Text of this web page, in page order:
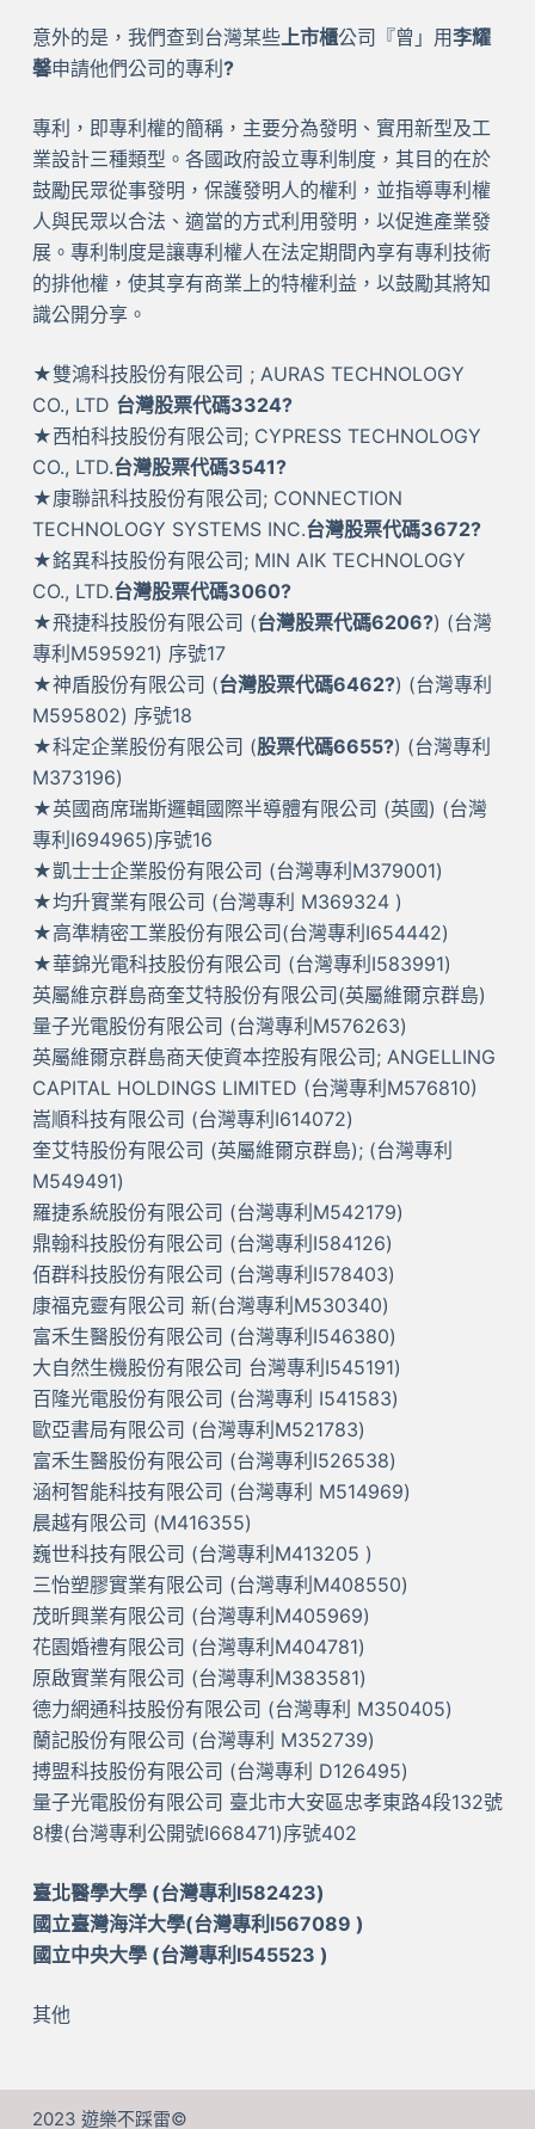
意外的是，我們查到台灣某些上市櫃公司『曾」用李耀
馨申請他們公司的專利 ?
專利，即專利權的簡稱，主要分為發明、實用新型及工
業設計三種類型。各國政府設立專利制度，其目的在於
鼓勵民眾從事發明，保護發明人的權利，並指導專利權
人與民眾以合法、適當的方式利用發明，以促進產業發
展。專利制度是讓專利權人在法定期間內享有專利技術
的排他權，使其享有商業上的特權利益，以鼓勵其將知
識公開分享。
★雙鴻科技股份有限公司 ; AURAS TECHNOLOGY
CO., LTD 台灣股票代碼3324?
★西柏科技股份有限公司; CYPRESS TECHNOLOGY
CO., LTD.台灣股票代碼3541?
★康聯訊科技股份有限公司; CONNECTION
TECHNOLOGY SYSTEMS INC.台灣股票代碼3672?
★銘異科技股份有限公司; MIN AIK TECHNOLOGY
CO., LTD.台灣股票代碼3060?
★飛捷科技股份有限公司 (台灣股票代碼6206?) (台灣
專利M595921) 序號17
★神盾股份有限公司 (台灣股票代碼6462?) (台灣專利
M595802) 序號18
★科定企業股份有限公司 (股票代碼6655?) (台灣專利
M373196)
★英國商席瑞斯邏輯國際半導體有限公司 (英國) (台灣
專利I694965)序號16
★凱士士企業股份有限公司 (台灣專利M379001)
★均升實業有限公司 (台灣專利 M369324 )
★高準精密工業股份有限公司(台灣專利I654442)
★華錦光電科技股份有限公司 (台灣專利I583991)
英屬維京群島商奎艾特股份有限公司(英屬維爾京群島)
量子光電股份有限公司 (台灣專利M576263)
英屬維爾京群島商天使資本控股有限公司; ANGELLING
CAPITAL HOLDINGS LIMITED (台灣專利M576810)
嵩順科技有限公司 (台灣專利I614072)
奎艾特股份有限公司 (英屬維爾京群島); (台灣專利
M549491)
羅捷系統股份有限公司 (台灣專利M542179)
鼎翰科技股份有限公司 (台灣專利I584126)
佰群科技股份有限公司 (台灣專利I578403)
康福克靈有限公司 新(台灣專利M530340)
富禾生醫股份有限公司 (台灣專利I546380)
大自然生機股份有限公司 台灣專利I545191)
百隆光電股份有限公司 (台灣專利 I541583)
歐亞書局有限公司 (台灣專利M521783)
富禾生醫股份有限公司 (台灣專利I526538)
涵柯智能科技有限公司 (台灣專利 M514969)
晨越有限公司 (M416355)
巍世科技有限公司 (台灣專利M413205 )
三怡塑膠實業有限公司 (台灣專利M408550)
茂昕興業有限公司 (台灣專利M405969)
花園婚禮有限公司 (台灣專利M404781)
原啟實業有限公司 (台灣專利M383581)
德力網通科技股份有限公司 (台灣專利 M350405)
蘭記股份有限公司 (台灣專利 M352739)
搏盟科技股份有限公司 (台灣專利 D126495)
量子光電股份有限公司 臺北市大安區忠孝東路4段132號
8樓(台灣專利公開號I668471)序號402
臺北醫學大學 (台灣專利I582423)
國立臺灣海洋大學(台灣專利I567089 )
國立中央大學 (台灣專利I545523 )
其他
2023 遊樂不踩雷©